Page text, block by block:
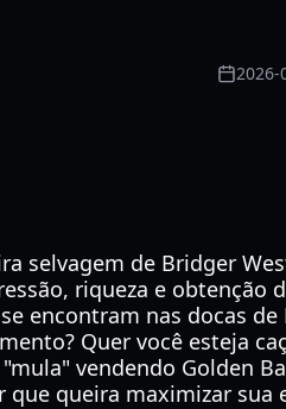
2026-
selvagem de Bridger
riqueza e obtenção
encontram nas docas de
Quer você esteja
vendendo Golden
que queira maximizar sua